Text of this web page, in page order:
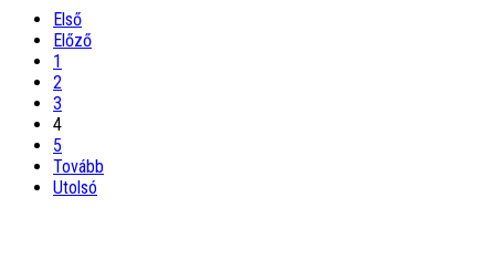
Első
Előző
1
2
3
4
5
Tovább
Utolsó